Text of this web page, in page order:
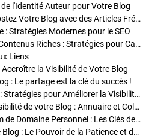
l'Identité Auteur pour Votre Blog
Stratégies de Publication : Boostez Votre Blog avec des Articles Fréquents et Exclusifs
: Stratégies Modernes pour le SEO
Enrichir Vos Articles avec des Contenus Riches : Stratégies pour Captiver et Optimiser
Liens
la Visibilité de Votre Blog
: Le partage est la clé du succès !
Optimisation SEO des Articles : Stratégies pour Améliorer la Visibilité de Votre Blog
Stratégies pour améliorer la visibilité de votre Blog : Annuaire et Collaborations
Pourquoi Investir dans un Nom de Domaine Personnel : Les Clés de la Réussite de Votre Blog
Comment Faire Émerger Votre Blog : Le Pouvoir de la Patience et de la Persévérance